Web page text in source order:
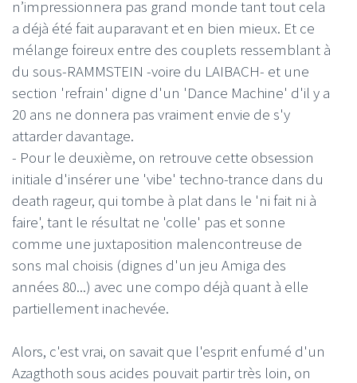
n’impressionnera pas grand monde tant tout cela
a déjà été fait auparavant et en bien mieux. Et ce
mélange foireux entre des couplets ressemblant à
du sous-RAMMSTEIN -voire du LAIBACH- et une
section 'refrain' digne d'un 'Dance Machine' d'il y a
20 ans ne donnera pas vraiment envie de s'y
attarder davantage.
- Pour le deuxième, on retrouve cette obsession
initiale d'insérer une 'vibe' techno-trance dans du
death rageur, qui tombe à plat dans le 'ni fait ni à
faire', tant le résultat ne 'colle' pas et sonne
comme une juxtaposition malencontreuse de
sons mal choisis (dignes d'un jeu Amiga des
années 80...) avec une compo déjà quant à elle
partiellement inachevée.
Alors, c'est vrai, on savait que l'esprit enfumé d'un
Azagthoth sous acides pouvait partir très loin, on